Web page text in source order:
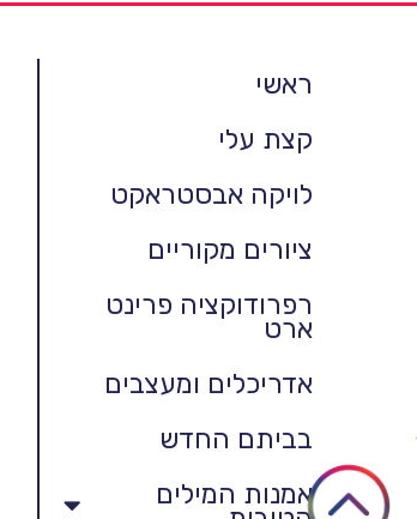
ראשי
קצת עלי
לויקה אבסטראקט
ציורים מקוריים
רפרודוקציה פרינט
ארט
אדריכלים ומעצבים
בביתם החדש
אמנות המילים